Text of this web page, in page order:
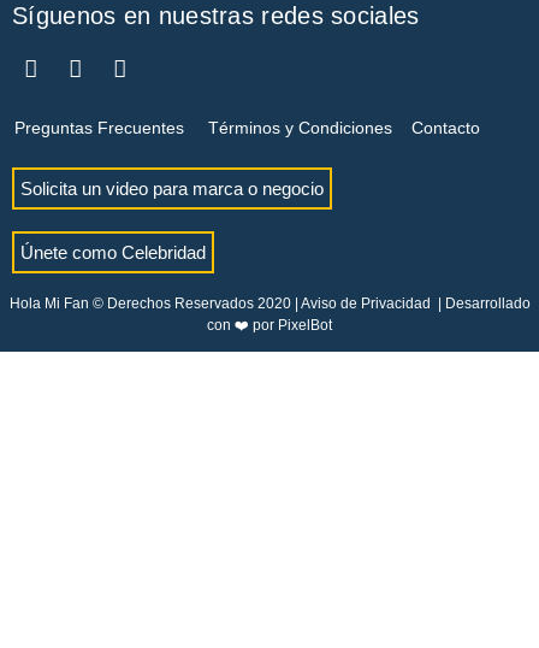
Síguenos en nuestras redes sociales
Preguntas Frecuentes Términos y Condiciones Contacto
Solicita un video para marca o negocio
Únete como Celebridad
Hola Mi Fan © Derechos Reservados 2020 | Aviso de Privacidad | Desarrollado
con ❤️ por PixelBot